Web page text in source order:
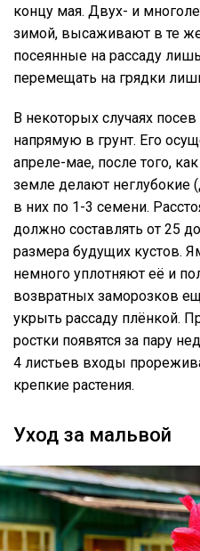
концу мая. Двух- и
зимой, высаживают в те же
посеянные на рассаду
перемещать на грядки
В некоторых случаях
напрямую в грунт. Его
апреле-мае, после того,
земле делают
в них по 1-3 семени.
должно составлять от 25
размера будущих кустов.
немного уплотняют её и
возвратных заморозков
укрыть рассаду плёнкой.
ростки появятся за пару
4 листьев входы
крепкие растения.
Уход за мальвой